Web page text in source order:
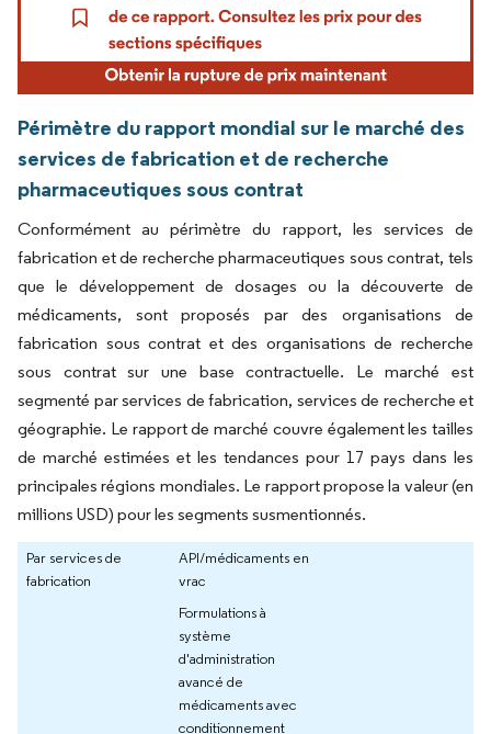
Périmètre du rapport mondial sur le marché des
services de fabrication et de recherche
pharmaceutiques sous contrat
Conformément au périmètre du rapport, les services de
fabrication et de recherche pharmaceutiques sous contrat, tels
que le développement de dosages ou la découverte de
médicaments, sont proposés par des organisations de
fabrication sous contrat et des organisations de recherche
sous contrat sur une base contractuelle. Le marché est
segmenté par services de fabrication, services de recherche et
géographie. Le rapport de marché couvre également les tailles
de marché estimées et les tendances pour 17 pays dans les
principales régions mondiales. Le rapport propose la valeur (en
millions USD) pour les segments susmentionnés.
Par services de
fabrication
API/médicaments en
vrac
Formulations à
système
d'administration
avancé de
médicaments avec
conditionnement